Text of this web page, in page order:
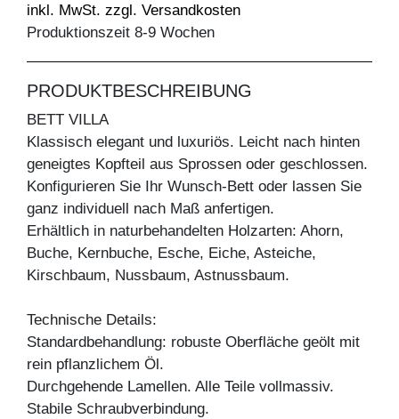
inkl. MwSt. zzgl. Versandkosten
Produktionszeit 8-9 Wochen
PRODUKTBESCHREIBUNG
BETT VILLA
Klassisch elegant und luxuriös. Leicht nach hinten
geneigtes Kopfteil aus Sprossen oder geschlossen.
Konfigurieren Sie Ihr Wunsch-Bett oder lassen Sie
ganz individuell nach Maß anfertigen.
Erhältlich in naturbehandelten Holzarten: Ahorn,
Buche, Kernbuche, Esche, Eiche, Asteiche,
Kirschbaum, Nussbaum, Astnussbaum.
Technische Details:
Standardbehandlung: robuste Oberfläche geölt mit
rein pflanzlichem Öl.
Durchgehende Lamellen. Alle Teile vollmassiv.
Stabile Schraubverbindung.